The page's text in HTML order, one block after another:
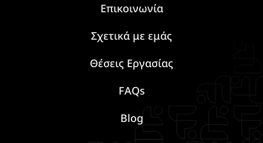
Επικοινωνία
Σχετικά με εμάς
Θέσεις Εργασίας
FAQs
Blog